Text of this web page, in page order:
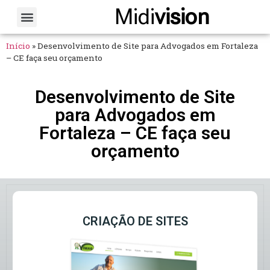
Midivision
Início »Desenvolvimento de Site para Advogados em Fortaleza
– CE faça seu orçamento
Desenvolvimento de Site
para Advogados em
Fortaleza – CE faça seu
orçamento
CRIAÇÃO DE SITES